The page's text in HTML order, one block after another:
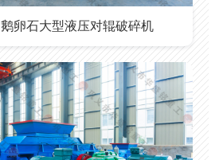
鹅卵石大型液压对辊破碎机